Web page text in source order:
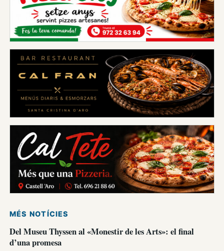
MÉS NOTÍCIES
Del Museu Thyssen al «Monestir de les Arts»: el final
d’una promesa